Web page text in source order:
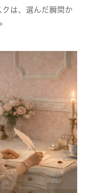
は、選んだ瞬間か